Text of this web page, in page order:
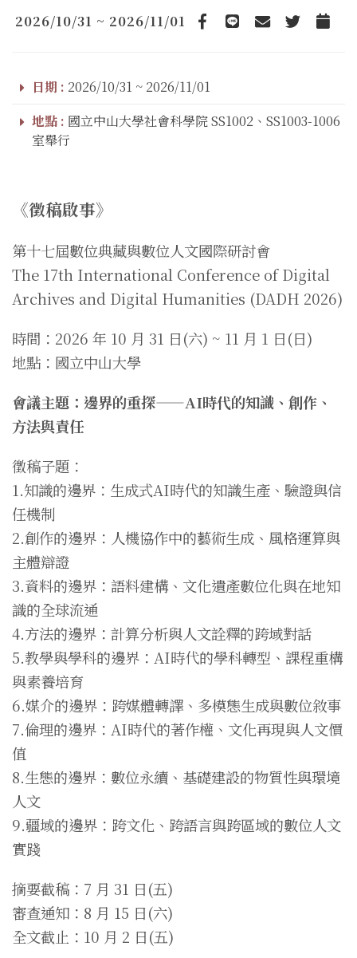
2026/10/31 ~ 2026/11/01
Facebook
line emailTwitterAdd
日期 : 2026/10/31 ~ 2026/11/01
地點 : 國立中山大學社會科學院 SS1002、SS1003-1006
室舉行
《徵稿啟事》
第十七屆數位典藏與數位人文國際研討會
The 17th International Conference of Digital
Archives and Digital Humanities (DADH 2026)
時間：2026 年 10 月 31 日(六) ~ 11 月 1 日(日)
地點：國立中山大學
會議主題：邊界的重探——AI時代的知識、創作、
方法與責任
徵稿子題：
1.知識的邊界：生成式AI時代的知識生產、驗證與信
任機制
2.創作的邊界：人機協作中的藝術生成、風格運算與
主體辯證
3.資料的邊界：語料建構、文化遺產數位化與在地知
識的全球流通
4.方法的邊界：計算分析與人文詮釋的跨域對話
5.教學與學科的邊界：AI時代的學科轉型、課程重構
與素養培育
6.媒介的邊界：跨媒體轉譯、多模態生成與數位敘事
7.倫理的邊界：AI時代的著作權、文化再現與人文價
值
8.生態的邊界：數位永續、基礎建設的物質性與環境
人文
9.疆域的邊界：跨文化、跨語言與跨區域的數位人文
實踐
摘要截稿：7 月 31 日(五)
審查通知：8 月 15 日(六)
全文截止：10 月 2 日(五)